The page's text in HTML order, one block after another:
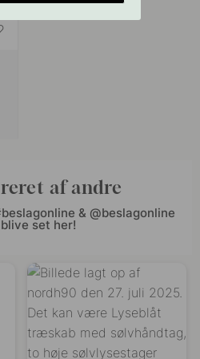
af andre
& @beslagonline
set her!